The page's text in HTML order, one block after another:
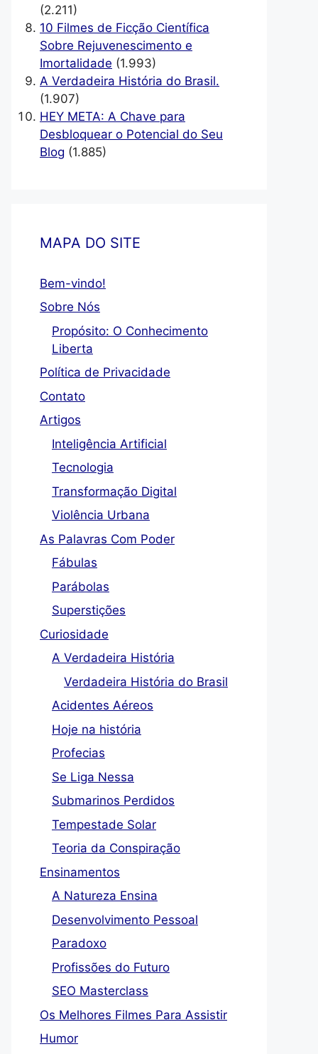
(2.211)
10 Filmes de Ficção Científica
Sobre Rejuvenescimento e
Imortalidade (1.993)
A Verdadeira História do Brasil.
(1.907)
HEY META: A Chave para
Desbloquear o Potencial do Seu
Blog (1.885)
MAPA DO SITE
Bem-vindo!
Sobre Nós
Propósito: O Conhecimento
Liberta
Política de Privacidade
Contato
Artigos
Inteligência Artificial
Tecnologia
Transformação Digital
Violência Urbana
As Palavras Com Poder
Fábulas
Parábolas
Superstições
Curiosidade
A Verdadeira História
Verdadeira História do Brasil
Acidentes Aéreos
Hoje na história
Profecias
Se Liga Nessa
Submarinos Perdidos
Tempestade Solar
Teoria da Conspiração
Ensinamentos
A Natureza Ensina
Desenvolvimento Pessoal
Paradoxo
Profissões do Futuro
SEO Masterclass
Os Melhores Filmes Para Assistir
Humor